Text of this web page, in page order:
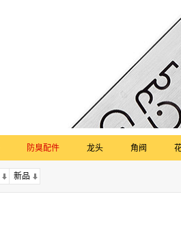
防臭配件 龙头 角阀
新品
上一页下一页